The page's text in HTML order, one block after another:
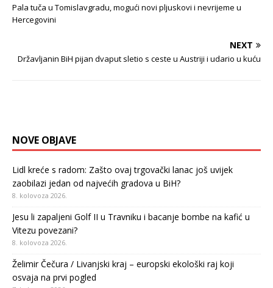
Pala tuča u Tomislavgradu, mogući novi pljuskovi i nevrijeme u
Hercegovini
NEXT
Državljanin BiH pijan dvaput sletio s ceste u Austriji i udario u kuću
NOVE OBJAVE
Lidl kreće s radom: Zašto ovaj trgovački lanac još uvijek
zaobilazi jedan od najvećih gradova u BiH?
8. kolovoza 2026.
Jesu li zapaljeni Golf II u Travniku i bacanje bombe na kafić u
Vitezu povezani?
8. kolovoza 2026.
Želimir Čečura / Livanjski kraj – europski ekološki raj koji
osvaja na prvi pogled